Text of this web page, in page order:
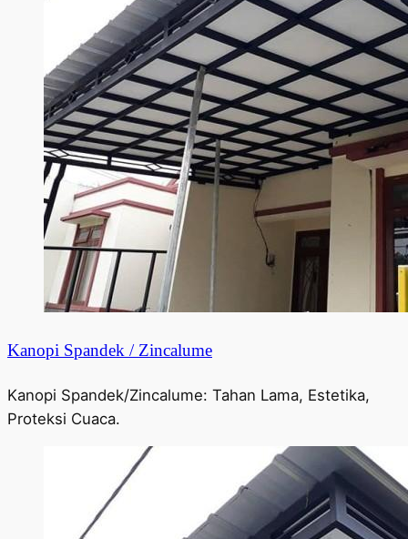
Kanopi Spandek / Zincalume
Kanopi Spandek/Zincalume: Tahan Lama, Estetika,
Proteksi Cuaca.